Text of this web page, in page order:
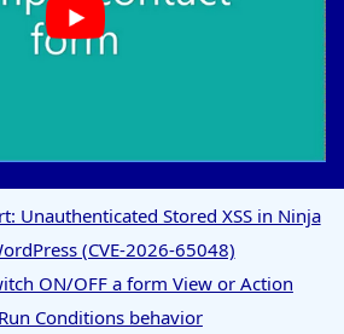
Unauthenticated Stored XSS in Ninja
(CVE-2026-65048)
ON/OFF a form View or Action
Conditions behavior